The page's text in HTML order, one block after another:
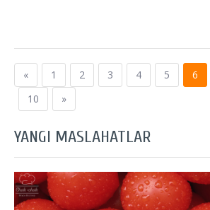
« 1 2 3 4 5 6
10
»
YANGI MASLAHATLAR